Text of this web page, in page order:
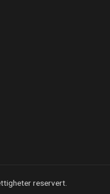
reservert.